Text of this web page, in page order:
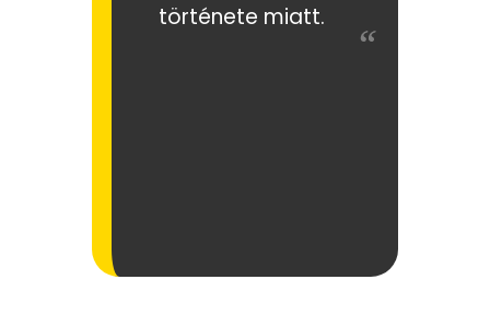
története miatt.